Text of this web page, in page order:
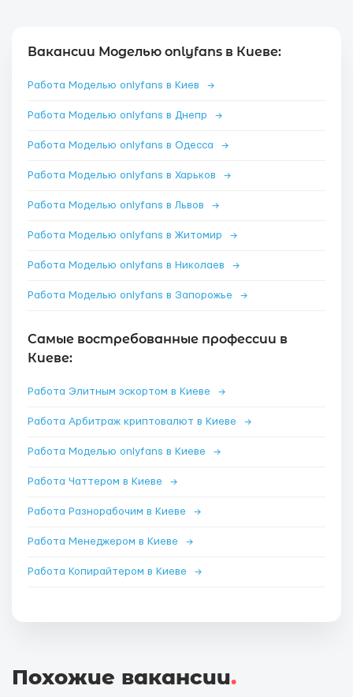
Вакансии Моделью onlyfans в Киеве:
Работа Моделью onlyfans в Киев →
Работа Моделью onlyfans в Днепр →
Работа Моделью onlyfans в Одесса →
Работа Моделью onlyfans в Харьков →
Работа Моделью onlyfans в Львов →
Работа Моделью onlyfans в Житомир →
Работа Моделью onlyfans в Николаев →
Работа Моделью onlyfans в Запорожье →
Самые востребованные профессии в
Киеве:
Работа Элитным эскортом в Киеве →
Работа Арбитраж криптовалют в Киеве →
Работа Моделью onlyfans в Киеве →
Работа Чаттером в Киеве →
Работа Разнорабочим в Киеве →
Работа Менеджером в Киеве →
Работа Копирайтером в Киеве →
Похожие вакансии.